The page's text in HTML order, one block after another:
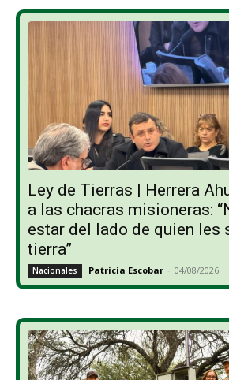
Ley de Tierras | Herrera
a las chacras misioneras:
estar del lado de quien les
tierra”
Nacionales Patricia Escobar - 04/08/2026